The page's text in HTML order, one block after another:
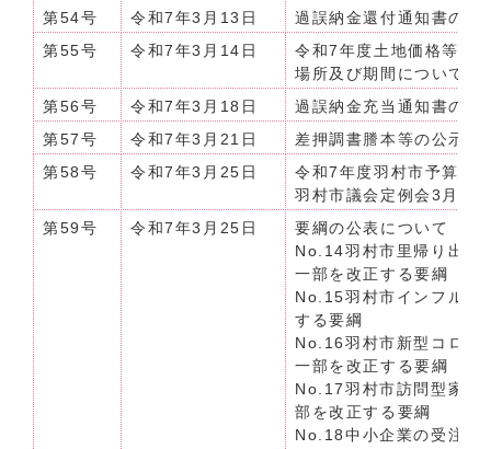
第54号
令和7年3月13日
過誤納金還付通知書の公
第55号
令和7年3月14日
令和7年度土地価格等縦
場所及び期間について
第56号
令和7年3月18日
過誤納金充当通知書の公
第57号
令和7年3月21日
差押調書謄本等の公示送
第58号
令和7年3月25日
令和7年度羽村市予算の
羽村市議会定例会3月21
第59号
令和7年3月25日
要綱の公表について（
No.14羽村市里帰り出産
一部を改正する要綱
No.15羽村市インフルエ
する要綱
No.16羽村市新型コロナ
一部を改正する要綱
No.17羽村市訪問型家事
部を改正する要綱
No.18中小企業の受注機